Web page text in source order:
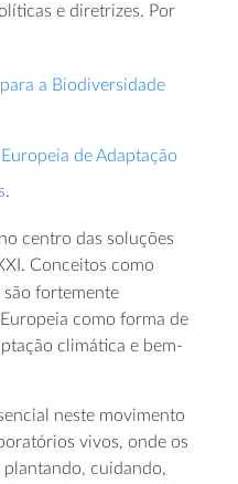
e diretrizes. Por
a Biodiversidade
de Adaptação
.
centro das soluções
Conceitos como
são fortemente
como forma de
climática e bem-
neste movimento
vivos, onde os
cuidando,